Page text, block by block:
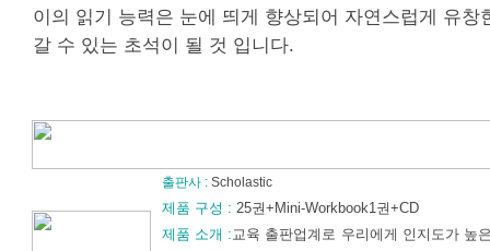
이의 읽기 능력은 눈에 띄게 향상되어 자연스럽게 유창
갈 수 있는 초석이 될 것 입니다.
출판사 : Scholastic
제품 구성 : 25권+Mini-Workbook1권+CD
제품 소개 :교육 출판업계로 우리에게 인지도가 높